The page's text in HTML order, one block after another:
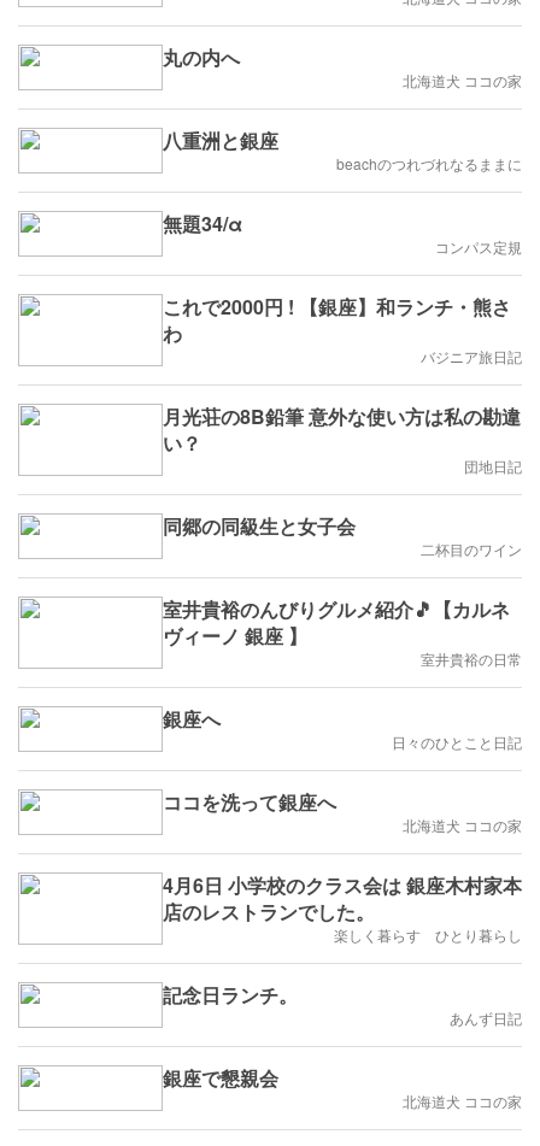
丸の内へ
北海道犬 ココの家
八重洲と銀座
beachのつれづれなるままに
無題34/α
コンパス定規
これで2000円 ! 【銀座】和ランチ・熊さ
わ
バジニア旅日記
月光荘の8B鉛筆 意外な使い方は私の勘違
い？
団地日記
同郷の同級生と女子会
二杯目のワイン
室井貴裕のんびりグルメ紹介🎵【カルネ
ヴィーノ 銀座 】
室井貴裕の日常
銀座へ
日々のひとこと日記
ココを洗って銀座へ
北海道犬 ココの家
4月6日 小学校のクラス会は 銀座木村家本
店のレストランでした。
楽しく暮らす ひとり暮らし
記念日ランチ。
あんず日記
銀座で懇親会
北海道犬 ココの家